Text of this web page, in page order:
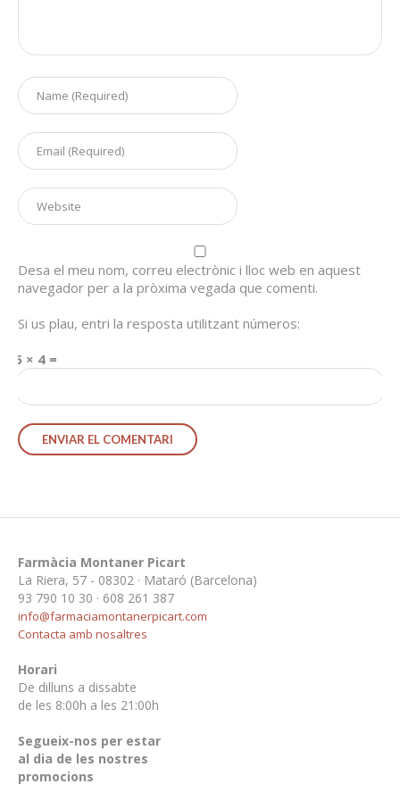
Desa el meu nom, correu electrònic i lloc web en aquest
navegador per a la pròxima vegada que comenti.
Si us plau, entri la resposta utilitzant números:
5 × 4 =
Farmàcia Montaner Picart
La Riera, 57 - 08302 · Mataró (Barcelona)
93 790 10 30 · 608 261 387
info@farmaciamontanerpicart.com
Contacta amb nosaltres
Horari
De dilluns a dissabte
de les 8:00h a les 21:00h
Segueix-nos per estar
al dia de les nostres
promocions